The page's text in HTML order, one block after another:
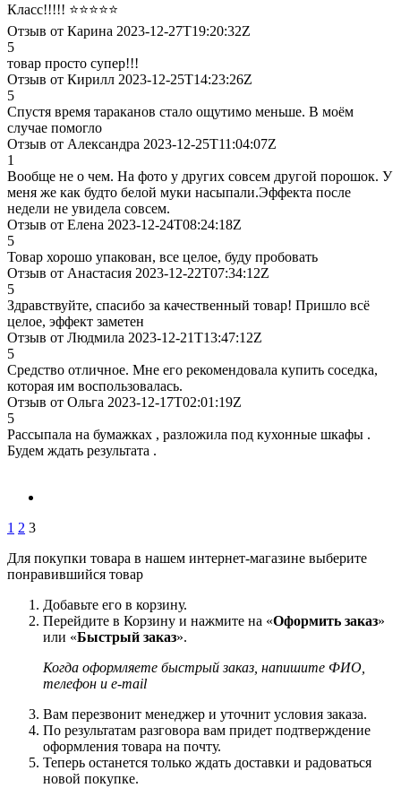
Класс!!!!! ⭐️⭐️⭐️⭐️⭐️
Отзыв от Карина 2023-12-27T19:20:32Z
5
товар просто супер!!!
Отзыв от Кирилл 2023-12-25T14:23:26Z
5
Спустя время тараканов стало ощутимо меньше. В моём
случае помогло
Отзыв от Александра 2023-12-25T11:04:07Z
1
Вообще не о чем. На фото у других совсем другой порошок. У
меня же как будто белой муки насыпали.Эффекта после
недели не увидела совсем.
Отзыв от Елена 2023-12-24T08:24:18Z
5
Товар хорошо упакован, все целое, буду пробовать
Отзыв от Анастасия 2023-12-22T07:34:12Z
5
Здравствуйте, спасибо за качественный товар! Пришло всё
целое, эффект заметен
Отзыв от Людмила 2023-12-21T13:47:12Z
5
Средство отличное. Мне его рекомендовала купить соседка,
которая им воспользовалась.
Отзыв от Ольга 2023-12-17T02:01:19Z
5
Рассыпала на бумажках , разложила под кухонные шкафы .
Будем ждать результата .
1 2 3
Для покупки товара в нашем интернет-магазине выберите
понравившийся товар
Добавьте его в корзину.
Перейдите в Корзину и нажмите на «Оформить заказ»
или «Быстрый заказ».
Когда оформляете быстрый заказ, напишите ФИО,
телефон и e-mail
Вам перезвонит менеджер и уточнит условия заказа.
По результатам разговора вам придет подтверждение
оформления товара на почту.
Теперь останется только ждать доставки и радоваться
новой покупке.